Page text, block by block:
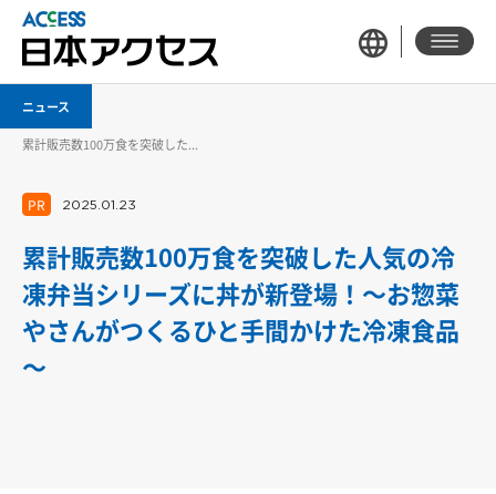
ニュース
累計販売数100万食を突破した...
PR 2025.01.23
累計販売数100万食を突破した人気の冷
凍弁当シリーズに丼が新登場！～お惣菜
やさんがつくるひと手間かけた冷凍食品
～